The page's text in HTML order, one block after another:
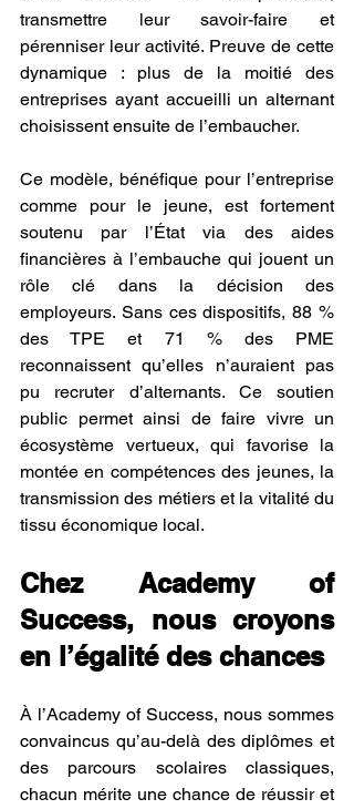
transmettre leur savoir-faire et
pérenniser leur activité. Preuve de cette
dynamique : plus de la moitié des
entreprises ayant accueilli un alternant
choisissent ensuite de l’embaucher.
Ce modèle, bénéfique pour l’entreprise
comme pour le jeune, est fortement
soutenu par l’État via des aides
financières à l’embauche qui jouent un
rôle clé dans la décision des
employeurs. Sans ces dispositifs, 88 %
des TPE et 71 % des PME
reconnaissent qu’elles n’auraient pas
pu recruter d’alternants. Ce soutien
public permet ainsi de faire vivre un
écosystème vertueux, qui favorise la
montée en compétences des jeunes, la
transmission des métiers et la vitalité du
tissu économique local.
Chez Academy of
Success, nous croyons
en l’égalité des chances
À l’Academy of Success, nous sommes
convaincus qu’au-delà des diplômes et
des parcours scolaires classiques,
chacun mérite une chance de réussir et